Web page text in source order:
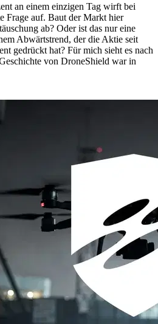
an einem einzigen Tag wirft bei
Frage auf. Baut der Markt hier
ab? Oder ist das nur eine
Abwärtstrend, der die Aktie seit
gedrückt hat? Für mich sieht es nach
von DroneShield war in